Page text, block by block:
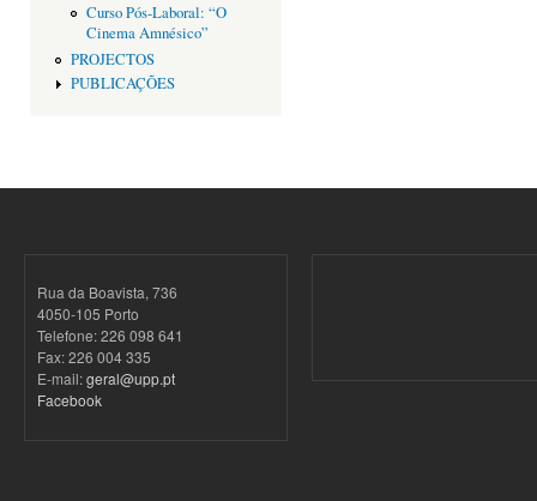
Curso Pós-Laboral: “O
Cinema Amnésico”
PROJECTOS
PUBLICAÇÕES
Rua da Boavista, 736
4050-105 Porto
Telefone: 226 098 641
Fax: 226 004 335
E-mail:geral@upp.pt
Facebook